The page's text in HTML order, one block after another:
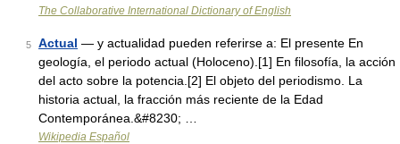
The Collaborative International Dictionary of English
5 Actual — y actualidad pueden referirse a: El presente En
geología, el periodo actual (Holoceno).[1] En filosofía, la acción
del acto sobre la potencia.[2] El objeto del periodismo. La
historia actual, la fracción más reciente de la Edad
Contemporánea.&#8230; …
Wikipedia Español